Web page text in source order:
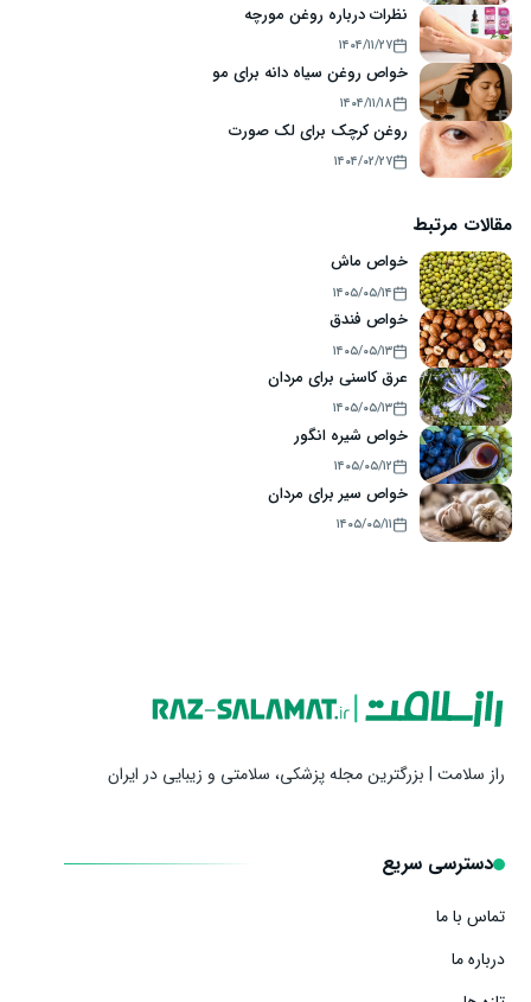
نظرات درباره روغن مورچه
۱۴۰۴/۱۱/۲۷
خواص روغن سیاه دانه برای مو
۱۴۰۴/۱۱/۱۸
روغن کرچک برای لک صورت
۱۴۰۴/۰۲/۲۷
مقالات مرتبط
خواص ماش
۱۴۰۵/۰۵/۱۴
خواص فندق
۱۴۰۵/۰۵/۱۳
عرق کاسنی برای مردان
۱۴۰۵/۰۵/۱۳
خواص شیره انگور
۱۴۰۵/۰۵/۱۲
خواص سیر برای مردان
۱۴۰۵/۰۵/۱۱
راز سلامت | بزرگترین مجله پزشکی، سلامتی و زیبایی در ایران
دسترسی سریع
تماس با ما
درباره ما